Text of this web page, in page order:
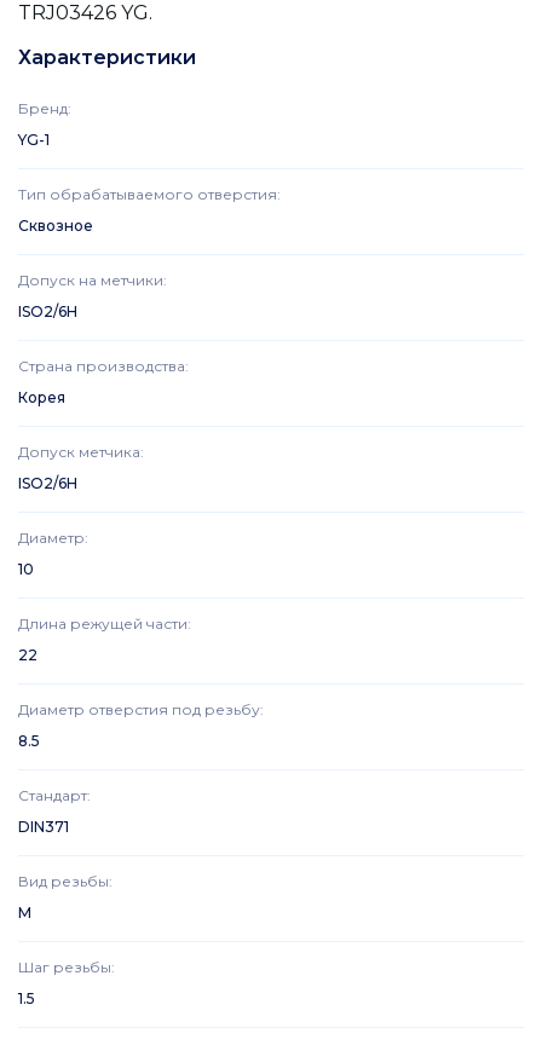
TRJ03426 YG.
Характеристики
Бренд:
YG-1
Тип обрабатываемого отверстия:
Сквозное
Допуск на метчики:
ISO2/6H
Страна производства:
Корея
Допуск метчика:
ISO2/6H
Диаметр:
10
Длина режущей части:
22
Диаметр отверстия под резьбу:
8.5
Стандарт:
DIN371
Вид резьбы:
M
Шаг резьбы:
1.5